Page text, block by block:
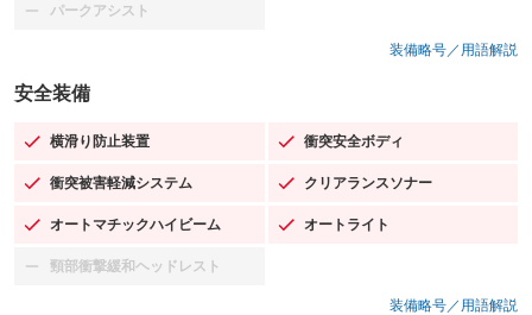
パークアシスト
：装備なし
装備略号／用語解説
安全装備
横滑り防止装置
：装備あり 衝突安全ボディ
：装備あり
衝突被害軽減システム
：装備あり クリアランスソナー
：装備あり
オートマチックハイビーム
：装備あり オートライト
：装備あり
頸部衝撃緩和ヘッドレスト
：装備なし
装備略号／用語解説